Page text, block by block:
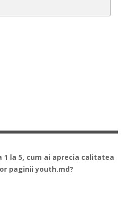
1 la 5, cum ai aprecia calitatea
paginii youth.md?